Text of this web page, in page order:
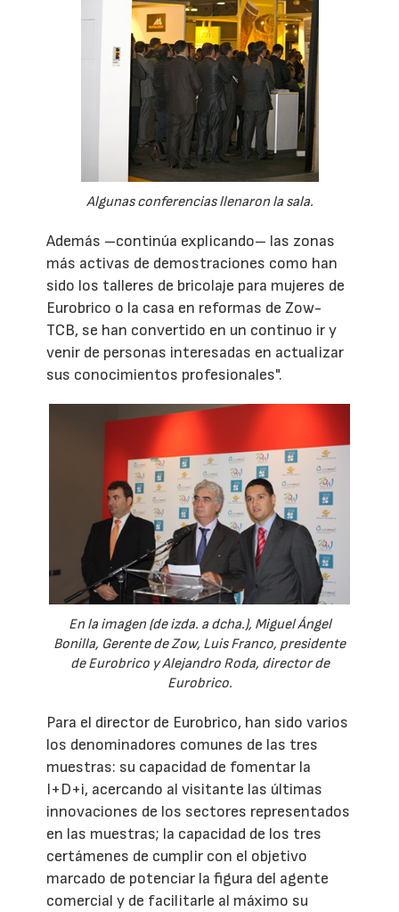
Algunas conferencias llenaron la sala.
Además –continúa explicando– las zonas
más activas de demostraciones como han
sido los talleres de bricolaje para mujeres de
Eurobrico o la casa en reformas de Zow-
TCB, se han convertido en un continuo ir y
venir de personas interesadas en actualizar
sus conocimientos profesionales".
En la imagen (de izda. a dcha.), Miguel Ángel
Bonilla, Gerente de Zow, Luis Franco, presidente
de Eurobrico y Alejandro Roda, director de
Eurobrico.
Para el director de Eurobrico, han sido varios
los denominadores comunes de las tres
muestras: su capacidad de fomentar la
I+D+i, acercando al visitante las últimas
innovaciones de los sectores representados
en las muestras; la capacidad de los tres
certámenes de cumplir con el objetivo
marcado de potenciar la figura del agente
comercial y de facilitarle al máximo su